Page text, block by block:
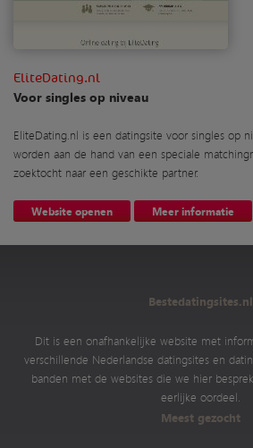
EliteDating.nl
Voor singles op niveau
EliteDating.nl is een datingsite voor singles op
worden aan de hand van een speciale
zoektocht naar een geschikte partner.
Website openen Meer informatie
Bestedatingsites.nl
Dit is een onafhankelijke website met
verschillende Nederlandse datingsites en
banden met de websites die we hier
eerlijke oordeel.
Meest gezocht